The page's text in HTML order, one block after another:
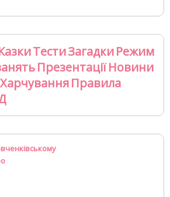
ТестиЗагадкиРежим
ПрезентаціїНовини
ХарчуванняПравила